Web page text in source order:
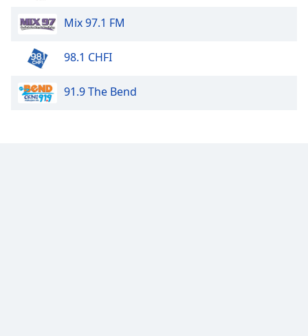
Mix 97.1 FM
98.1 CHFI
91.9 The Bend